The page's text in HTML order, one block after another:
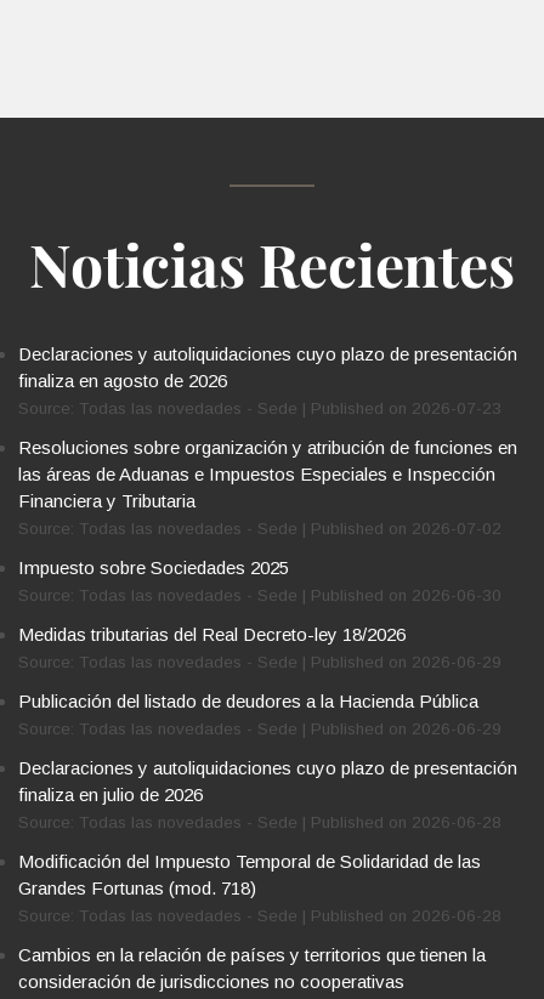
Noticias Recientes
Declaraciones y autoliquidaciones cuyo plazo de presentación
finaliza en agosto de 2026
Source: Todas las novedades - Sede Published on 2026-07-23
Resoluciones sobre organización y atribución de funciones en
las áreas de Aduanas e Impuestos Especiales e Inspección
Financiera y Tributaria
Source: Todas las novedades - Sede Published on 2026-07-02
Impuesto sobre Sociedades 2025
Source: Todas las novedades - Sede Published on 2026-06-30
Medidas tributarias del Real Decreto-ley 18/2026
Source: Todas las novedades - Sede Published on 2026-06-29
Publicación del listado de deudores a la Hacienda Pública
Source: Todas las novedades - Sede Published on 2026-06-29
Declaraciones y autoliquidaciones cuyo plazo de presentación
finaliza en julio de 2026
Source: Todas las novedades - Sede Published on 2026-06-28
Modificación del Impuesto Temporal de Solidaridad de las
Grandes Fortunas (mod. 718)
Source: Todas las novedades - Sede Published on 2026-06-28
Cambios en la relación de países y territorios que tienen la
consideración de jurisdicciones no cooperativas